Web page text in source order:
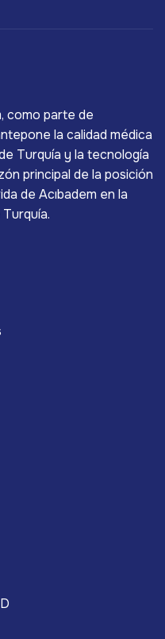
como parte de
la calidad médica
Turquía y la tecnología
principal de la posición
de Acıbadem en la